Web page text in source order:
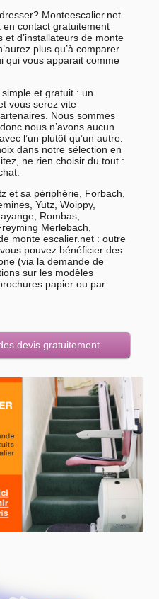
Monteescalier.net
contact gratuitement
d’installateurs de monte
plus qu’à comparer
qui vous apparait comme
et gratuit : un
vous serez vite
Nous sommes
nous n’avons aucun
l’un plutôt qu’un autre.
dans notre sélection en
ne rien choisir du tout :
et sa périphérie, Forbach,
Yutz, Woippy,
Rombas,
Merlebach,
monte escalier.net : outre
pouvez bénéficier des
(via la demande de
sur les modèles
papier ou par
devis gratuitement